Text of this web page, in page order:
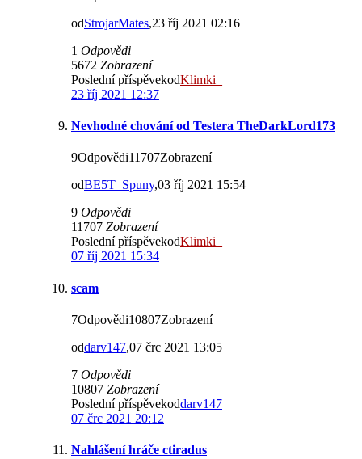
odStrojarMates,23 říj 2021 02:16
1 Odpovědi
5672 Zobrazení
Poslední příspěvekodKlimki_
23 říj 2021 12:37
Nevhodné chování od Testera TheDarkLord173
9Odpovědi11707Zobrazení
odBE5T_Spuny,03 říj 2021 15:54
9 Odpovědi
11707 Zobrazení
Poslední příspěvekodKlimki_
07 říj 2021 15:34
scam
7Odpovědi10807Zobrazení
oddarv147,07 črc 2021 13:05
7 Odpovědi
10807 Zobrazení
Poslední příspěvekoddarv147
07 črc 2021 20:12
Nahlášení hráče ctiradus